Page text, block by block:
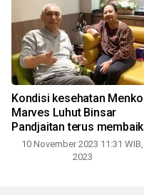
Kondisi kesehatan Menko
Marves Luhut Binsar
Pandjaitan terus membaik
10 November 2023 11:31 WIB,
2023